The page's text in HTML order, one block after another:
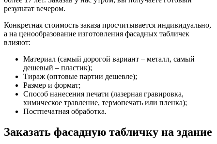
результат вечером.
Конкретная стоимость заказа просчитывается индивидуально,
а на ценообразование изготовления фасадных табличек
влияют:
Материал (самый дорогой вариант – металл, самый
дешевый – пластик);
Тираж (оптовые партии дешевле);
Размер и формат;
Способ нанесения печати (лазерная гравировка,
химическое травление, термопечать или пленка);
Постпечатная обработка.
Заказать фасадную табличку на здание